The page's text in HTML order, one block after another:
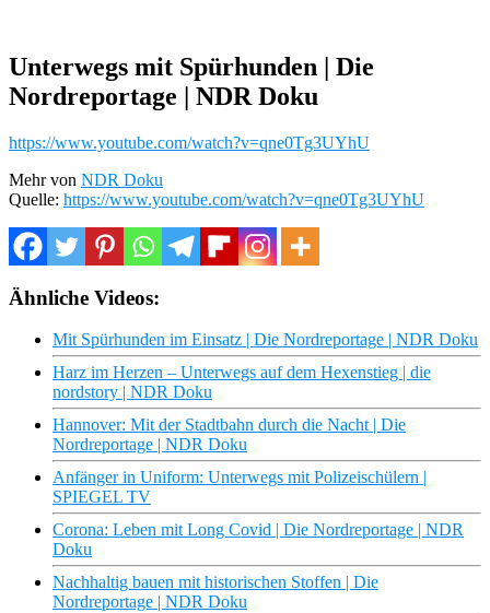
Unterwegs mit Spürhunden | Die
Nordreportage | NDR Doku
https://www.youtube.com/watch?v=qne0Tg3UYhU
Mehr von NDR Doku
Quelle: https://www.youtube.com/watch?v=qne0Tg3UYhU
Ähnliche Videos:
Mit Spürhunden im Einsatz | Die Nordreportage | NDR Doku
Harz im Herzen – Unterwegs auf dem Hexenstieg | die
nordstory | NDR Doku
Hannover: Mit der Stadtbahn durch die Nacht | Die
Nordreportage | NDR Doku
Anfänger in Uniform: Unterwegs mit Polizeischülern |
SPIEGEL TV
Corona: Leben mit Long Covid | Die Nordreportage | NDR
Doku
Nachhaltig bauen mit historischen Stoffen | Die
Nordreportage | NDR Doku